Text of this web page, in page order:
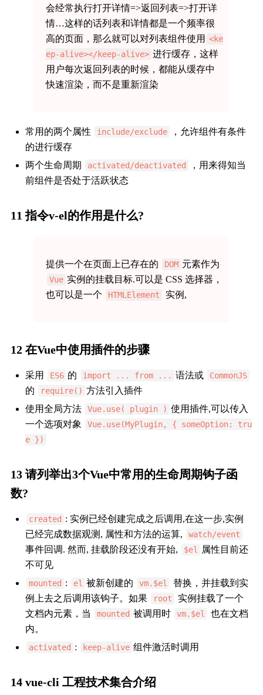
会经常执行打开详情=>返回列表=>打开详
情…这样的话列表和详情都是一个频率很
高的页面，那么就可以对列表组件使用 <ke
ep-alive></keep-alive> 进行缓存，这样
用户每次返回列表的时候，都能从缓存中
快速渲染，而不是重新渲染
常用的两个属性 include/exclude
，允许组件有条件
的进行缓存
两个生命周期
activated/deactivated
，用来得知当
前组件是否处于活跃状态
11 指令v-el的作用是什么?
提供一个在页面上已存在的 DOM 元素作为
Vue 实例的挂载目标.可以是 CSS 选择器，
也可以是一个
HTMLElement 实例,
12 在Vue中使用插件的步骤
采用 ES6 的 import ... from ... 语法或 CommonJS
的 require() 方法引入插件
使用全局方法
Vue.use( plugin ) 使用插件,可以传入
一个选项对象
Vue.use(MyPlugin, { someOption: tru
e })
13 请列举出3个Vue中常用的生命周期钩子函
数?
created : 实例已经创建完成之后调用,在这一步,实例
已经完成数据观测, 属性和方法的运算,
watch/event
事件回调. 然而, 挂载阶段还没有开始, $el
属性目前还
不可见
mounted : el 被新创建的 vm.$el
替换，并挂载到实
例上去之后调用该钩子。如果
root
实例挂载了一个
文档内元素，当
mounted 被调用时 vm.$el
也在文档
内。
activated : keep-alive 组件激活时调用
14 vue-cli 工程技术集合介绍